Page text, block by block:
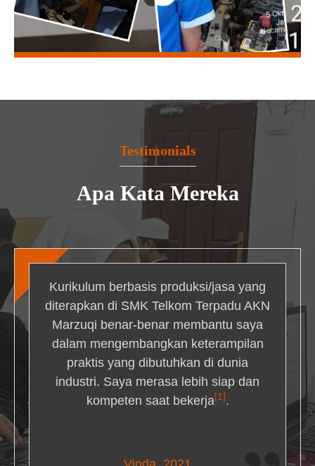
Testimonials
Apa Kata Mereka
Kurikulum berbasis produksi/jasa yang
diterapkan di SMK Telkom Terpadu AKN
Marzuqi benar-benar membantu saya
dalam mengembangkan keterampilan
praktis yang dibutuhkan di dunia
industri. Saya merasa lebih siap dan
kompeten saat bekerja[1] .